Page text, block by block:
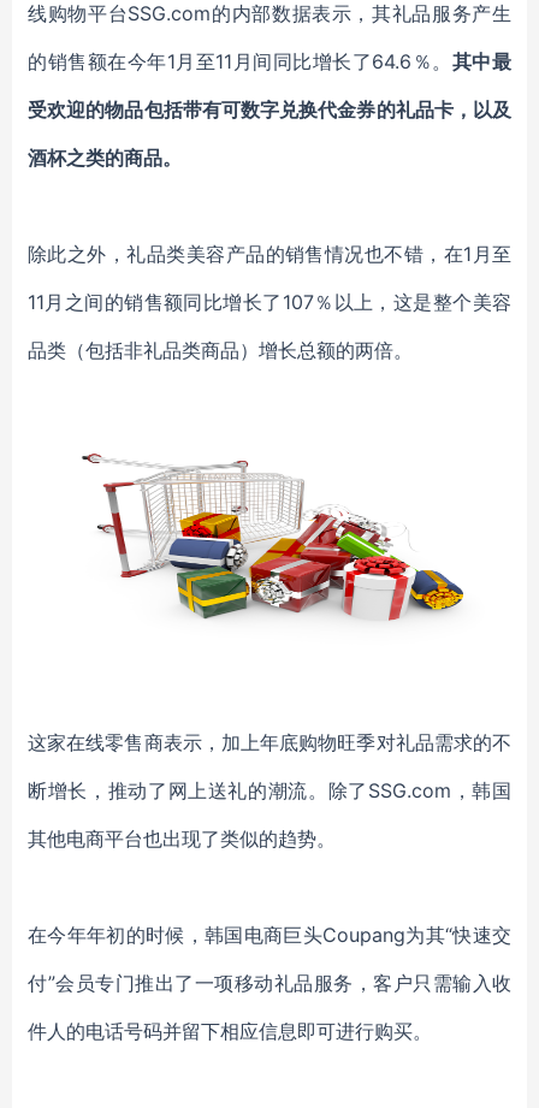
线购物平台SSG.com的内部数据表示，其礼品服务产生
的销售额在今年1月至11月间同比增长了64.6％。 其中最
受欢迎的物品包括带有可数字兑换代金券的礼品卡，以及
酒杯之类的商品。
除此之外，礼品类美容产品的销售情况也不错， 在1月至
11月之间的销售额同比增长了107％以上 ， 这是整个美容
品类（包括非礼品类商品）增长总额的两倍。
这家在线零售商表示，加上年底购物旺季对礼品需求的不
断增长，推动了网上送礼的潮流。 除了 SSG.com ，韩国
其他电商平台也出现了类似的趋势。
在今年年初的时候，韩国电商巨头Coupang为其“快速交
付”会员专门推出了一项移动礼品服务，客户只需输入收
件人的电话号码并留下相应信息即可进行购买。